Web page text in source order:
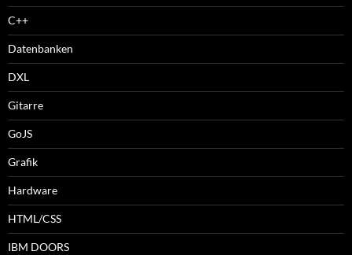
C++
Datenbanken
DXL
Gitarre
GoJS
Grafik
Hardware
HTML/CSS
IBM DOORS